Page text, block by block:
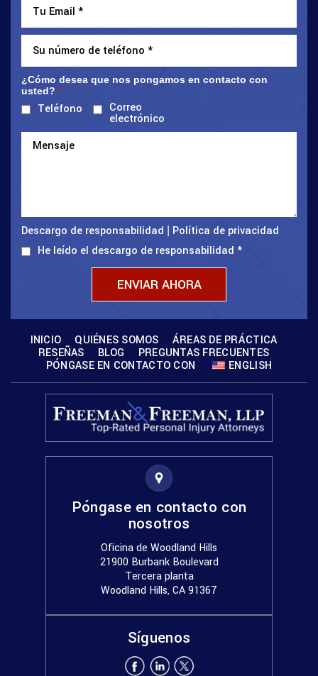
¿Cómo desea que nos pongamos en contacto con
usted? *
Teléfono Correo
electrónico
Descargo de responsabilidad
Política de privacidad
He leído el descargo de responsabilidad *
INICIO QUIÉNES SOMOS
ÁREAS DE PRÁCTICA
RESEÑAS
BLOG
PREGUNTAS FRECUENTES
PÓNGASE EN CONTACTO CON
ENGLISH
Póngase en contacto con
nosotros
Oficina de Woodland Hills
21900 Burbank Boulevard
Tercera planta
Woodland Hills, CA 91367
Síguenos